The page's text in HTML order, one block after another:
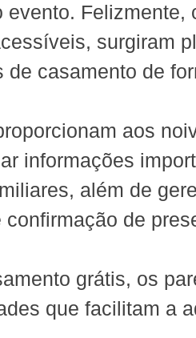
Felizmente,
surgiram
casamento de
aos
informações
além de
de
grátis, os
que facilitam a